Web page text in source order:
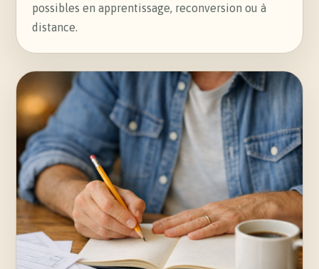
possibles en apprentissage, reconversion ou à
distance.